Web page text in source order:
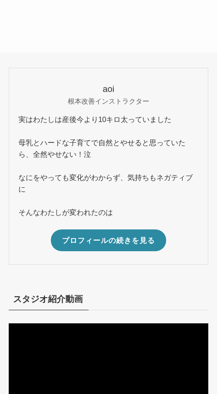
aoi
根本改善インストラクター
実はわたしは産後今より10キロ太っていました
母乳とハードな子育てで自然とやせると思っていた
ら、全然やせない！泣
なにをやっても変化がわからず、気持ちもネガティブ
に
そんなわたしが変われたのは
プロフィールの続きを見る
スタジオ紹介動画